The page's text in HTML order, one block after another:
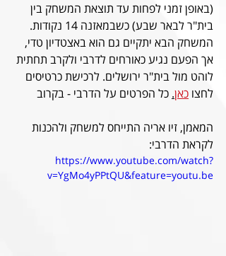
(באופן זמני לפחות עד תוצאת המשחק בין
בית"ר לבאר שבע) כשבמאזנה 14 נקודות.
המשחק הבא יתקיים גם הוא באצטדיון טדי,
אך הפעם נגיע כאורחים לדרבי ולקרב תחתית
לוהט מול בית"ר ירושלים. לרכישת כרטיסים
לחצו כאן. כל הפרטים על הדרבי - בקרוב
המאמן, זיו אריה התייחס למשחק ולהכנות
לקראת הדרבי:
https://www.youtube.com/watch?
v=YgMo4yPPtQU&feature=youtu.be